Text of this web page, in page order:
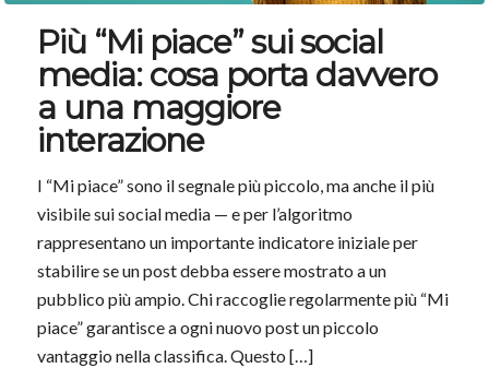
Più “Mi piace” sui social
media: cosa porta davvero
a una maggiore
interazione
I “Mi piace” sono il segnale più piccolo, ma anche il più
visibile sui social media — e per l’algoritmo
rappresentano un importante indicatore iniziale per
stabilire se un post debba essere mostrato a un
pubblico più ampio. Chi raccoglie regolarmente più “Mi
piace” garantisce a ogni nuovo post un piccolo
vantaggio nella classifica. Questo […]